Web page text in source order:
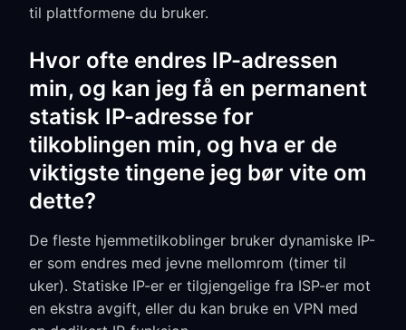
til plattformene du bruker.
Hvor ofte endres IP-adressen
min, og kan jeg få en permanent
statisk IP-adresse for
tilkoblingen min, og hva er de
viktigste tingene jeg bør vite om
dette?
De fleste hjemmetilkoblinger bruker dynamiske IP-
er som endres med jevne mellomrom (timer til
uker). Statiske IP-er er tilgjengelige fra ISP-er mot
en ekstra avgift, eller du kan bruke en VPN med